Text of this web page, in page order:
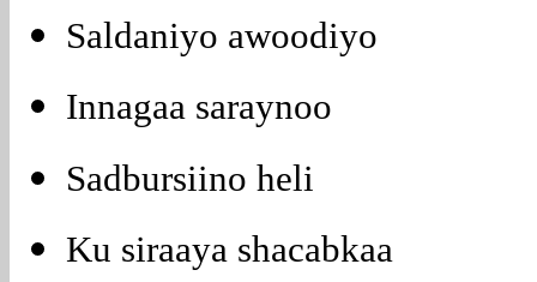
Saldaniyo awoodiyo
Innagaa saraynoo
Sadbursiino heli
Ku siraaya shacabkaa